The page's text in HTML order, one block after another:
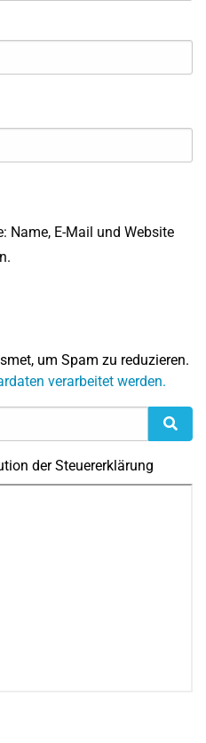
Name, E-Mail und Website
um Spam zu reduzieren.
verarbeitet werden.
der Steuererklärung